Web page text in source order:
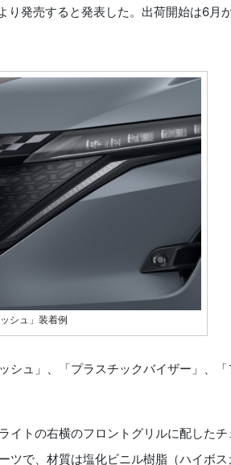
り発売すると発表した。出荷開始は6月
シュ」装着例
ュ」、「プラスチックバイザー」、「
トの右横のフロントグリルに配した
ツで、材質は塩化ビニル樹脂（ハイボ